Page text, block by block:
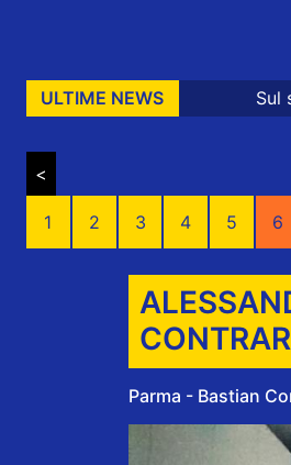
ULTIME NEWS
Sul sito
<
1 2 3 4 5 6
Parma - Bastian